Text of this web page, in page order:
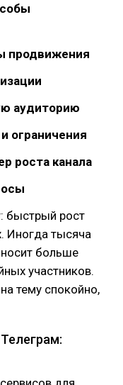
продвижения
аудиторию
ограничения
роста канала
быстрый рост
Иногда тысяча
больше
участников.
тему спокойно,